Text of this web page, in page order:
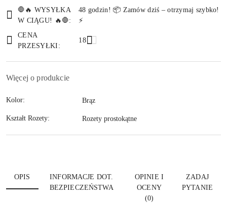
i
dostawa
🛑🔥 WYSYŁKA
W CIĄGU! 🔥🛑:
48 godzin! 📦 Zamów dziś – otrzymaj szybko!
⚡
CENA
PRZESYŁKI:
18
Więcej o produkcie
Kolor: Brąz
Kształt Rozety: Rozety prostokątne
OPIS
INFORMACJE DOT.
BEZPIECZEŃSTWA
OPINIE I
OCENY
(0)
ZADAJ
PYTANIE